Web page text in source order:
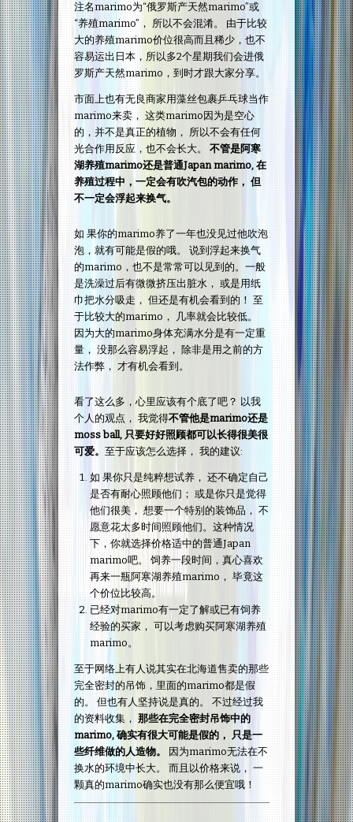
注名marimo为“俄罗斯产天然marimo”或
“养殖marimo”， 所以不会混淆。 由于比较
大的养殖marimo价位很高而且稀少，也不
容易运出日本，所以多2个星期我们会进俄
罗斯产天然marimo，到时才跟大家分享。
市面上也有无良商家用藻丝包裹乒乓球当作
marimo来卖， 这类marimo因为是空心
的，并不是真正的植物， 所以不会有任何
光合作用反应，也不会长大。 不管是阿寒
湖养殖marimo还是普通Japan marimo, 在
养殖过程中，一定会有吹汽包的动作， 但
不一定会浮起来换气。
如 果你的marimo养了一年也没见过他吹泡
泡，就有可能是假的哦。 说到浮起来换气
的marimo，也不是常常可以见到的。一般
是洗澡过后有微微挤压出脏水， 或是用纸
巾把水分吸走， 但还是有机会看到的！ 至
于比较大的marimo， 几率就会比较低。
因为大的marimo身体充满水分是有一定重
量， 没那么容易浮起， 除非是用之前的方
法作弊， 才有机会看到。
看了这么多，心里应该有个底了吧？ 以我
个人的观点， 我觉得不管他是marimo还是
moss ball, 只要好好照顾都可以长得很美很
可爱。 至于应该怎么选择， 我的建议:
如 果你只是纯粹想试养， 还不确定自己
是否有耐心照顾他们； 或是你只是觉得
他们很美， 想要一个特别的装饰品， 不
愿意花太多时间照顾他们。这种情况
下，你就选择价格适中的普通Japan
marimo吧。 饲养一段时间，真心喜欢
再来一瓶阿寒湖养殖marimo， 毕竟这
个价位比较高。
已经对marimo有一定了解或已有饲养
经验的买家， 可以考虑购买阿寒湖养殖
marimo。
至于网络上有人说其实在北海道售卖的那些
完全密封的吊饰，里面的marimo都是假
的。 但也有人坚持说是真的。 不过经过我
的资料收集， 那些在完全密封吊饰中的
marimo, 确实有很大可能是假的， 只是一
些纤维做的人造物。
因为marimo无法在不
换水的环境中长大。 而且以价格来说， 一
颗真的marimo确实也没有那么便宜哦！